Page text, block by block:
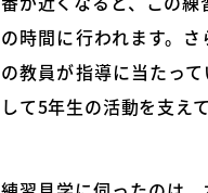
の時間に行われます。
の教員が指導に当たっ
して5年生の活動を支え